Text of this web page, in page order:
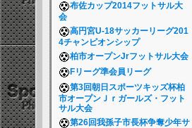
布佐カップ2014フットサル大
会
高円宮U-18サッカーリーグ201
4チャンピオンシップ
柏市オープンJrフットサル大会
Fリーグ準会員リーグ
第3回朝日スポーツキッズ杯柏
市オープンＪｒガールズ・フット
サル大会
第26回我孫子市長杯争奪少年サ